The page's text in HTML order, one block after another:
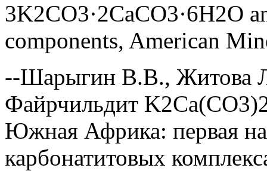
3K2CO3·2CaCO3·6H2O
components, American
--Шарыгин В.В., Житова
Файрчильдит
Южная Африка: первая
карбонатитовых